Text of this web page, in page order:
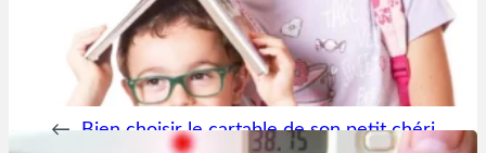
← Bien choisir le cartable de son petit chéri